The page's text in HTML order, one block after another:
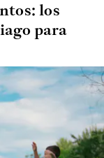
los
para